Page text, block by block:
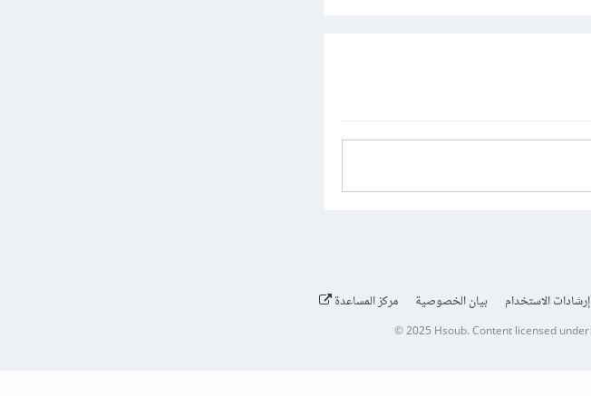
إرشادات الاستخدام بيان الخصوصية مركز المساعدة
© 2025 Hsoub.Content licensed under